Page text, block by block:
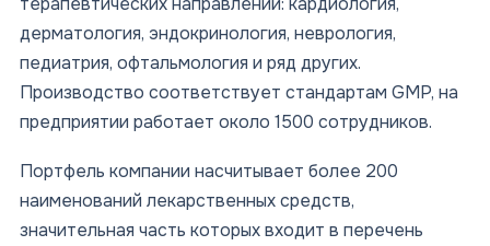
дерматология, эндокринология, неврология,
педиатрия, офтальмология и ряд других.
Производство соответствует стандартам GMP, на
предприятии работает около 1500 сотрудников.
Портфель компании насчитывает более 200
наименований лекарственных средств,
значительная часть которых входит в перечень